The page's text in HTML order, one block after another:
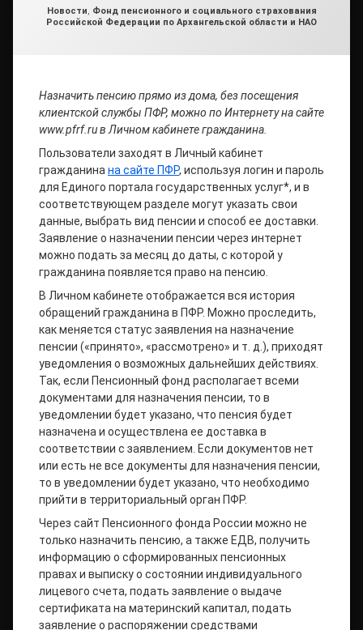
Рубрики:
Новости, Фонд пенсионного и социального страхования
Российской Федерации по Архангельской области и НАО
Назначить пенсию прямо из дома, без посещения
клиентской службы ПФР, можно по Интернету на сайте
www.pfrf.ruв Личном кабинете гражданина.
Пользователи заходят в Личный кабинет
гражданина на сайте ПФР, используя логин и пароль
для Единого портала государственных услуг*, и в
соответствующем разделе могут указать свои
данные, выбрать вид пенсии и способ ее доставки.
Заявление о назначении пенсии через интернет
можно подать за месяц до даты, с которой у
гражданина появляется право на пенсию.
В Личном кабинете отображается вся история
обращений гражданина в ПФР. Можно проследить,
как меняется статус заявления на назначение
пенсии («принято», «рассмотрено» и т. д.), приходят
уведомления о возможных дальнейших действиях.
Так, если Пенсионный фонд располагает всеми
документами для назначения пенсии, то в
уведомлении будет указано, что пенсия будет
назначена и осуществлена ее доставка в
соответствии с заявлением. Если документов нет
или есть не все документы для назначения пенсии,
то в уведомлении будет указано, что необходимо
прийти в территориальный орган ПФР.
Через сайт Пенсионного фонда России можно не
только назначить пенсию, а также ЕДВ, получить
информацию о сформированных пенсионных
правах и выписку о состоянии индивидуального
лицевого счета, подать заявление о выдаче
сертификата на материнский капитал, подать
заявление о распоряжении средствами